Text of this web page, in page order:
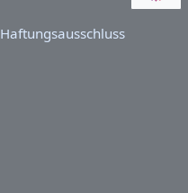
Haftungsausschluss